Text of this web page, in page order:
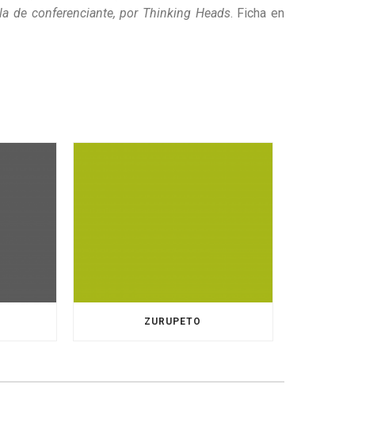
de conferenciante, por Thinking Heads. Ficha en
ZURUPETO